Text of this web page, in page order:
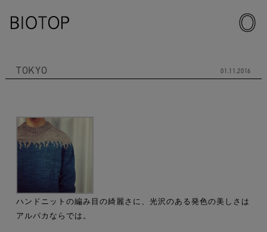
TOKYO 01.11.2016
ハンドニットの編み目の綺麗さに、光沢のある発色の美しさは
アルパカならでは。